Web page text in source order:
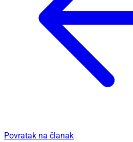
Povratak na članak